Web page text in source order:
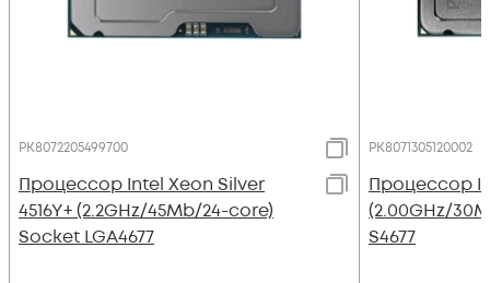
PK8072205499700
Процессор Intel Xeon Silver
4516Y+ (2.2GHz/45Mb/24-core)
Socket LGA4677
PK8071305120002
Процессор
(2.00GHz/
S4677